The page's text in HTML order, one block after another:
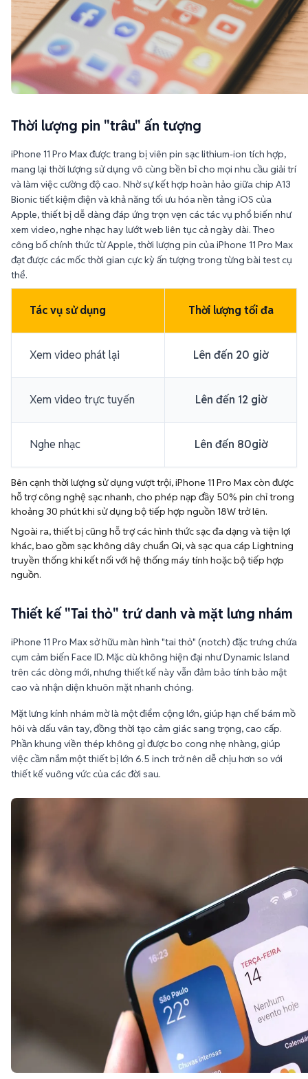
Thời lượng pin "trâu" ấn tượng
iPhone 11 Pro Max được trang bị viên pin sạc lithium-ion tích hợp,
mang lại thời lượng sử dụng vô cùng bền bỉ cho mọi nhu cầu giải trí
và làm việc cường độ cao. Nhờ sự kết hợp hoàn hảo giữa chip A13
Bionic tiết kiệm điện và khả năng tối ưu hóa nền tảng iOS của
Apple, thiết bị dễ dàng đáp ứng trọn vẹn các tác vụ phổ biến như
xem video, nghe nhạc hay lướt web liên tục cả ngày dài. Theo
công bố chính thức từ Apple, thời lượng pin của iPhone 11 Pro Max
đạt được các mốc thời gian cực kỳ ấn tượng trong từng bài test cụ
thể.
Xem video phát lại Lên đến 20 giờ
Xem video trực tuyến Lên đến 12 giờ
Nghe nhạc Lên đến 80giờ
Bên cạnh thời lượng sử dụng vượt trội, iPhone 11 Pro Max còn được
khoảng 30 phút khi sử dụng bộ tiếp hợp nguồn 18W trở lên.
Ngoài ra, thiết bị cũng hỗ trợ các hình thức sạc đa dạng và tiện lợi
khác, bao gồm sạc không dây chuẩn Qi, và sạc qua cáp Lightning
truyền thống khi kết nối với hệ thống máy tính hoặc bộ tiếp hợp
nguồn.
Thiết kế "Tai thỏ" trứ danh và mặt lưng nhám
iPhone 11 Pro Max sở hữu màn hình "tai thỏ" (notch) đặc trưng chứa
cụm cảm biến Face ID. Mặc dù không hiện đại như Dynamic Island
trên các dòng mới, nhưng thiết kế này vẫn đảm bảo tính bảo mật
cao và nhận diện khuôn mặt nhanh chóng.
Mặt lưng kính nhám mờ là một điểm cộng lớn, giúp hạn chế bám mồ
hôi và dấu vân tay, đồng thời tạo cảm giác sang trọng, cao cấp.
Phần khung viền thép không gỉ được bo cong nhẹ nhàng, giúp
việc cầm nắm một thiết bị lớn 6.5 inch trở nên dễ chịu hơn so với
thiết kế vuông vức của các đời sau.
Hiệu năng Apple A13 Bionic vẫn mượt mà